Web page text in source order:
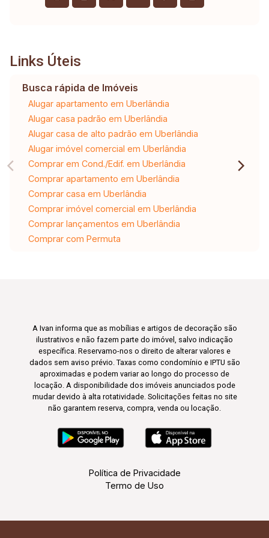
Links Úteis
Busca rápida de Imóveis
Alugar apartamento em Uberlândia
Alugar casa padrão em Uberlândia
Alugar casa de alto padrão em Uberlândia
Alugar imóvel comercial em Uberlândia
Comprar em Cond./Edif. em Uberlândia
Comprar apartamento em Uberlândia
Comprar casa em Uberlândia
Comprar imóvel comercial em Uberlândia
Comprar lançamentos em Uberlândia
Comprar com Permuta
A Ivan informa que as mobílias e artigos de decoração são
ilustrativos e não fazem parte do imóvel, salvo indicação
específica. Reservamo-nos o direito de alterar valores e
dados sem aviso prévio. Taxas como condomínio e IPTU são
aproximadas e podem variar ao longo do processo de
locação. A disponibilidade dos imóveis anunciados pode
mudar devido à alta rotatividade. Solicitações feitas no site
não garantem reserva, compra, venda ou locação.
Política de Privacidade
Termo de Uso